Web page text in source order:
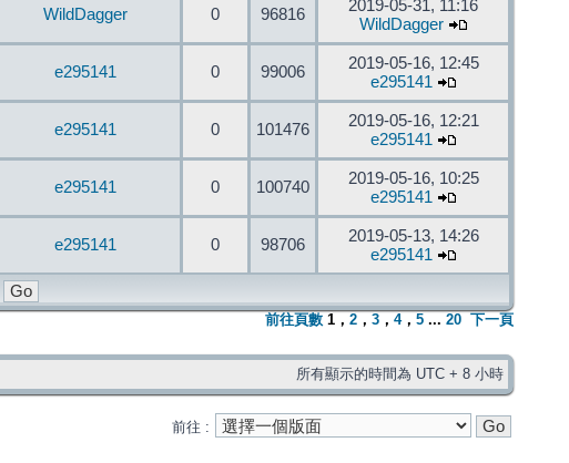
WildDagger 0 96816
2019-05-31, 11:16
WildDagger
e295141 0 99006
2019-05-16, 12:45
e295141
e295141 0 101476
2019-05-16, 12:21
e295141
e295141 0 100740
2019-05-16, 10:25
e295141
e295141 0 98706
2019-05-13, 14:26
e295141
前往頁數 1 ， 2 ， 3 ， 4， 5 ... 20 下一頁
所有顯示的時間為 UTC + 8 小時
前往 :